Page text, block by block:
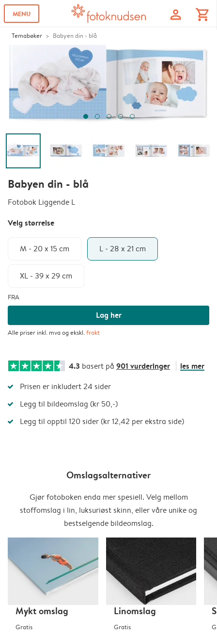
MENU profile shopping_cart
Temabøker Babyen din - blå
Babyen din - blå
Fotobok Liggende L
Velg størrelse
M - 20 x 15 cm L - 28 x 21 cm
XL - 39 x 29 cm
FRA
Lag her
Alle priser inkl. mva og ekskl.frakt
4.3 basert på 901 vurderinger les mer
Prisen er inkludert 24 sider
Legg til bildeomslag (kr 50,-)
Legg til opptil 120 sider (kr 12,42 per ekstra side)
Omslagsalternativer
Gjør fotoboken enda mer spesiell. Velg mellom
stoffomslag i lin, luksuriøst skinn, eller våre unike og
bestselgende bildeomslag.
Mykt omslag
Gratis
Linomslag
Gratis